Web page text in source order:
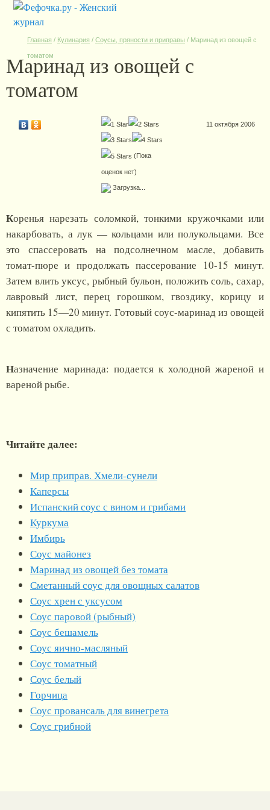
Главная / Кулинария / Соусы, пряности и приправы / Маринад из овощей с
томатом
Маринад из овощей с
томатом
(Пока
оценок нет)
Загрузка...
11 октября 2006
Коренья нарезать соломкой, тонкими кружочками или
накарбовать, а лук — кольцами или полукольцами. Все
это спассеровать на подсолнечном масле, добавить
томат-пюре и продолжать пассерование 10-15 минут.
Затем влить уксус, рыбный бульон, положить соль, сахар,
лавровый лист, перец горошком, гвоздику, корицу и
кипятить 15—20 минут. Готовый соус-маринад из овощей
с томатом охладить.
Назначение маринада: подается к холодной жареной и
вареной рыбе.
Читайте далее:
Мир приправ. Хмели-сунели
Каперсы
Испанский соус с вином и грибами
Куркума
Имбирь
Соус майонез
Маринад из овощей без томата
Сметанный соус для овощных салатов
Соус хрен с уксусом
Соус паровой (рыбный)
Соус бешамель
Соус яично-масляный
Соус томатный
Соус белый
Горчица
Соус провансаль для винегрета
Соус грибной